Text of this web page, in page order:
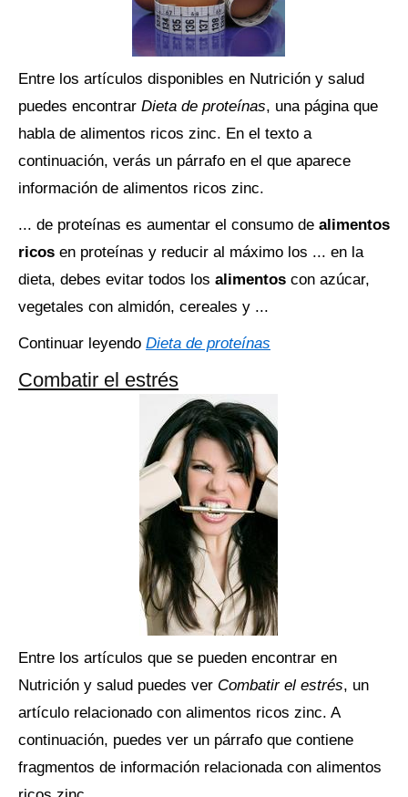
Entre los artículos disponibles en Nutrición y salud
puedes encontrar Dieta de proteínas, una página que
habla de alimentos ricos zinc. En el texto a
continuación, verás un párrafo en el que aparece
información de alimentos ricos zinc.
... de proteínas es aumentar el consumo de alimentos
ricos en proteínas y reducir al máximo los ... en la
dieta, debes evitar todos los alimentos con azúcar,
vegetales con almidón, cereales y ...
Continuar leyendo Dieta de proteínas
Combatir el estrés
Entre los artículos que se pueden encontrar en
Nutrición y salud puedes ver Combatir el estrés, un
artículo relacionado con alimentos ricos zinc. A
continuación, puedes ver un párrafo que contiene
fragmentos de información relacionada con alimentos